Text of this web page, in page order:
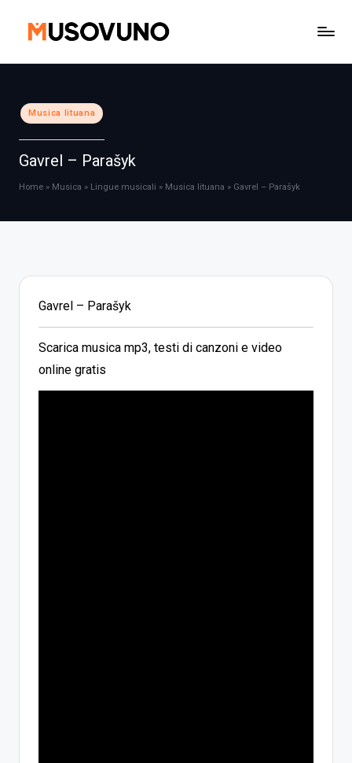
Posted
in
Musica lituana
Gavrel – Parašyk
Home » Musica » Lingue musicali » Musica lituana » Gavrel – Parašyk
Gavrel – Parašyk
Scarica musica mp3, testi di canzoni e video
online gratis